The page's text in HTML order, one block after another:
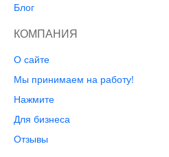
Блог
КОМПАНИЯ
О сайте
Мы принимаем на работу!
Нажмите
Для бизнеса
Отзывы